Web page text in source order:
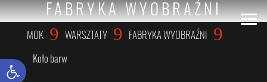
FABRYKA WYOBRAŹNI
MOK 9 WARSZTATY 9 FABRYKA WYOBRAŹNI 9
Koło barw
Otwórz pasek narzędzi